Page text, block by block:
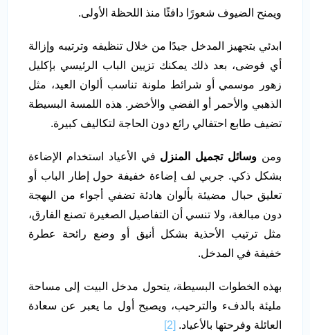
ويمنح الضيوف شعورًا دافئًا منذ اللحظة الأولى.
ابدئي بتجهيز المدخل جيدًا من خلال تنظيفه وترتيبه وإزالة
أي فوضى، بعد ذلك يمكنك تزيين الباب الرئيسي بإكليل
زهور موسمي أو شرائط ملونة تناسب ألوان العيد، مثل
الذهبي والأحمر أو الفضي والأخضر. هذه اللمسة البسيطة
تضيف طابع احتفالي رائع دون الحاجة لتكاليف كبيرة.
ومن وسائل تجميل المنزل في الأعياد استخدام الإضاءة
بشكل ذكي. جربي لف إضاءة خفيفة حول إطار الباب أو
تعليق حبال مضيئة بألوان هادئة تضفي أجواء من البهجة
دون مبالغة، ولا تنسي أن التفاصيل الصغيرة تصنع الفارق،
مثل ترتيب الأحذية بشكل أنيق أو وضع رائحة عطرة
خفيفة في المدخل.
بهذه الخطوات البسيطة، يتحول مدخل البيت إلى مساحة
مليئة بالدفء والترحيب، ويصبح أول ما يعبر عن سعادة
العائلة وفرحتها بالأعياد. [2]